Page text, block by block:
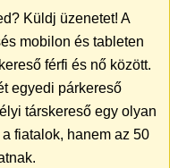
Küldj üzenetet! A
mobilon és tableten
férfi és nő között.
egyedi párkereső
társkereső egy olyan
fiatalok, hanem az 50